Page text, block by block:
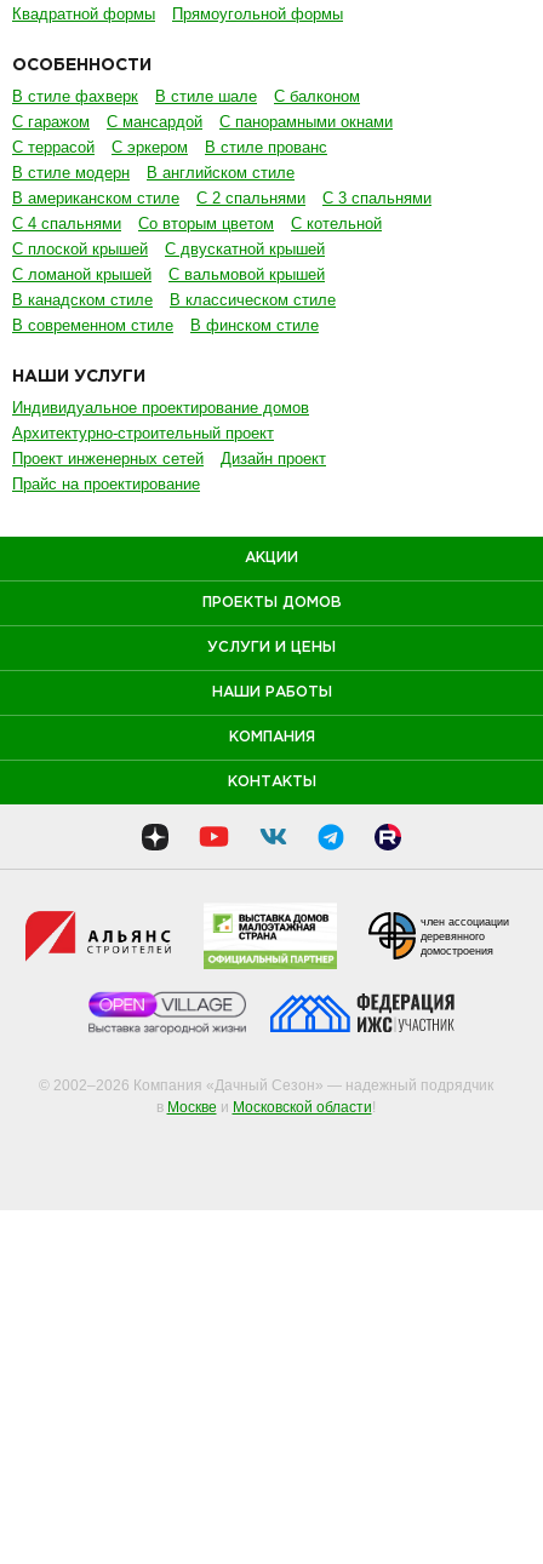
Квадратной формы
Прямоугольной формы
ОСОБЕННОСТИ
В стиле фахверк В стиле шале
С балконом
С гаражом
С мансардой
С панорамными окнами
С террасой
С эркером
В стиле прованс
В стиле модерн
В английском стиле
В американском стиле
С 2 спальнями
С 3 спальнями
С 4 спальнями
Со вторым цветом
С котельной
С плоской крышей
С двускатной крышей
С ломаной крышей
С вальмовой крышей
В канадском стиле
В классическом стиле
В современном стиле
В финском стиле
НАШИ УСЛУГИ
Индивидуальное проектирование домов
Архитектурно-строительный проект
Проект инженерных сетей
Дизайн проект
Прайс на проектирование
АКЦИИ
ПРОЕКТЫ ДОМОВ
УСЛУГИ И ЦЕНЫ
НАШИ РАБОТЫ
КОМПАНИЯ
КОНТАКТЫ
© 2002–2026 Компания «Дачный Сезон» — надежный подрядчик
в Москве и Московской области!
член ассоциации
деревянного
домостроения